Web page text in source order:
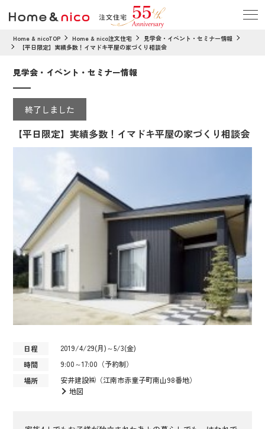
Home & nicoTOP Home & nico注文住宅
見学会・イベント・セミナー情報
【平日限定】実績多数！イマドキ平屋の家づくり相談会
見学会・イベント・セミナー情報
終了しました
【平日限定】実績多数！イマドキ平屋の家づくり相談会
日程
2019/4/29(月)～5/3(金)
時間
9:00～17:00（予約制）
場所
安井建設㈱（江南市赤童子町南山98番地）
地図